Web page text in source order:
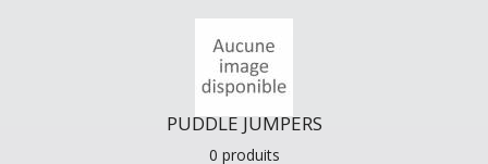
PUDDLE JUMPERS
0 produits